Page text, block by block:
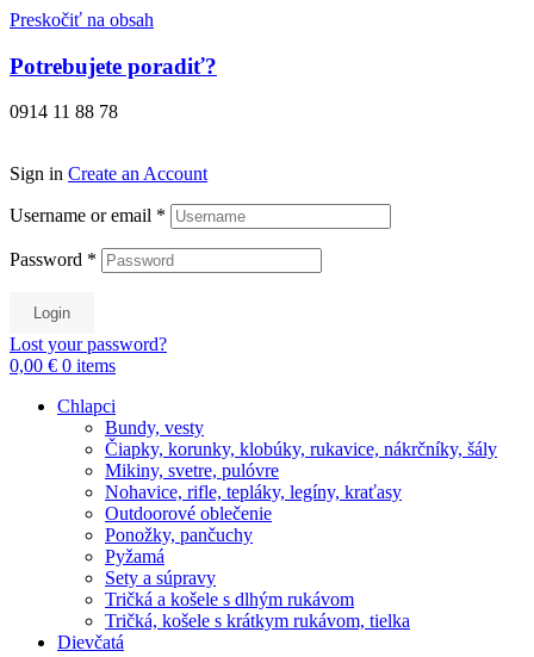
Preskočiť na obsah
Potrebujete poradiť?
0914 11 88 78
Sign in Create an Account
Username or email *
Password *
Login
Lost your password?
0,00 € 0 items
Chlapci
Bundy, vesty
Čiapky, korunky, klobúky, rukavice, nákrčníky, šály
Mikiny, svetre, pulóvre
Nohavice, rifle, tepláky, legíny, kraťasy
Outdoorové oblečenie
Ponožky, pančuchy
Pyžamá
Sety a súpravy
Tričká a košele s dlhým rukávom
Tričká, košele s krátkym rukávom, tielka
Dievčatá